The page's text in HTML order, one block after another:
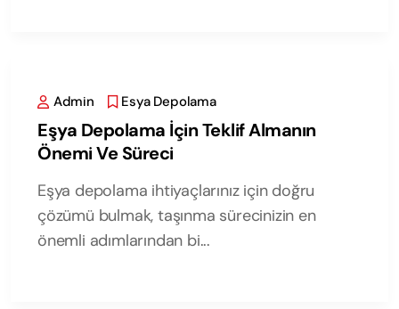
Admin Esya Depolama
Eşya Depolama İçin Teklif Almanın
Önemi Ve Süreci
Eşya depolama ihtiyaçlarınız için doğru
çözümü bulmak, taşınma sürecinizin en
önemli adımlarından bi...